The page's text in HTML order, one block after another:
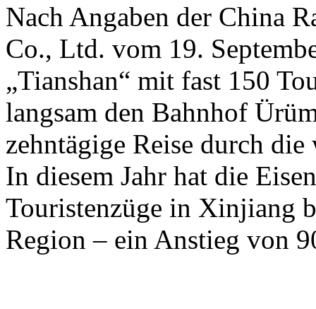
Nach Angaben der China
Co., Ltd. vom 19.
„Tianshan“ mit fast 150
langsam den Bahnhof
zehntägige Reise durch
In diesem Jahr hat die
Touristenzüge in Xinjiang
Region – ein Anstieg von